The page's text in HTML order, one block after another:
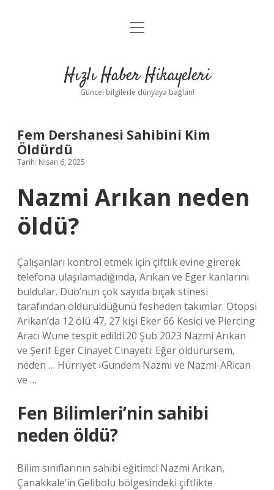
Anasayfa
Yasal Uyarı
menüyü
Hızlı Haber Hikayeleri
Güncel bilgilerle dünyaya bağlan!
Fem Dershanesi Sahibini Kim
Öldürdü
Tarih: Nisan 6, 2025
Nazmi Arıkan neden
öldü?
Çalışanları kontrol etmek için çiftlik evine girerek
telefona ulaşılamadığında, Arıkan ve Eger kanlarını
buldular. Duo’nun çok sayıda bıçak stinesi
tarafından öldürüldüğünü fesheden takımlar. Otopsi
Arikan’da 12 ölü 47, 27 kişi Eker 66 Kesici ve Piercing
Aracı Wune tespit edildi.20 Şub 2023 Nazmi Arıkan
ve Şerif Eger Cinayet Cinayeti: Eğer öldürürsem,
neden … Hürriyet ›Gundem Nazmi ve Nazmi-ARican
ve …
Fen Bilimleri’nin sahibi
neden öldü?
Bilim sınıflarının sahibi eğitimci Nazmi Arıkan,
Çanakkale’in Gelibolu bölgesindeki çiftlikte